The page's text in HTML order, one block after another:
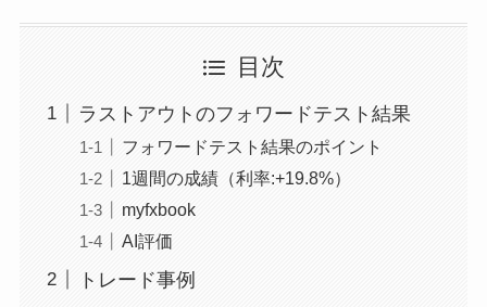
目次
ラストアウトのフォワードテスト結果
フォワードテスト結果のポイント
1週間の成績（利率:+19.8%）
myfxbook
AI評価
トレード事例